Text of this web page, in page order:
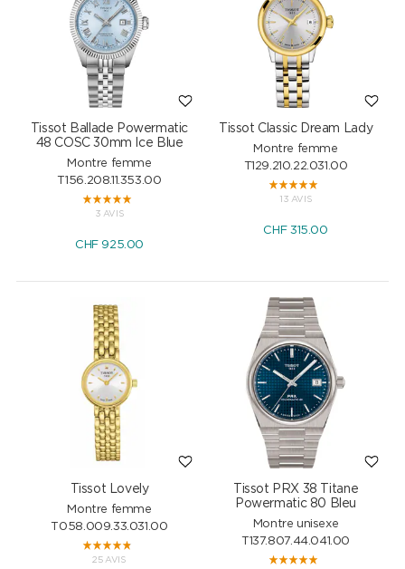
Tissot Ballade Powermatic
48 COSC 30mm Ice Blue
Montre femme
T156.208.11.353.00
3 AVIS
CHF 925.00
Tissot Classic Dream Lady
Montre femme
T129.210.22.031.00
13 AVIS
CHF 315.00
Tissot Lovely
Montre femme
T058.009.33.031.00
25 AVIS
Tissot PRX 38 Titane
Powermatic 80 Bleu
Montre unisexe
T137.807.44.041.00